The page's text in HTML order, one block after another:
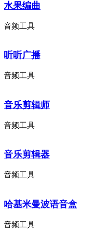
水果编曲
音频工具
听听广播
音频工具
音乐剪辑师
音频工具
音乐剪辑器
音频工具
哈基米曼波语音盒
音频工具